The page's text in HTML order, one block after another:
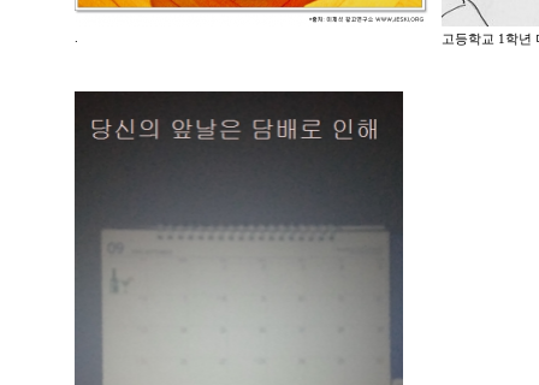
고등학교 1학년